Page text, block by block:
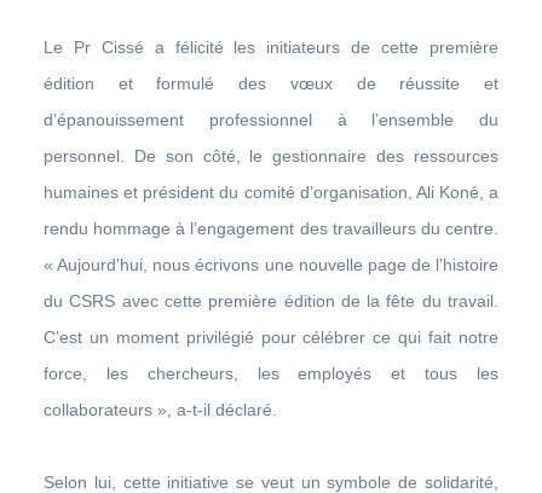
Le Pr Cissé a félicité les initiateurs de cette première
édition et formulé des vœux de réussite et
d’épanouissement professionnel à l’ensemble du
personnel. De son côté, le gestionnaire des ressources
humaines et président du comité d’organisation, Ali Koné, a
rendu hommage à l’engagement des travailleurs du centre.
« Aujourd’hui, nous écrivons une nouvelle page de l’histoire
du CSRS avec cette première édition de la fête du travail.
C’est un moment privilégié pour célébrer ce qui fait notre
force, les chercheurs, les employés et tous les
collaborateurs », a-t-il déclaré.
Selon lui, cette initiative se veut un symbole de solidarité,